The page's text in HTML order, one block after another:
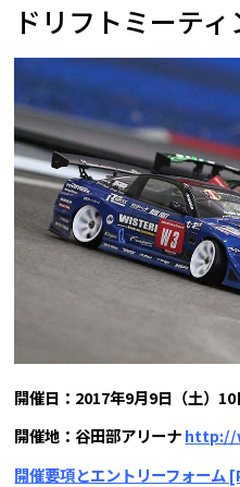
ドリフトミーテ
開催日：2017年9月9日（土）
開催地：谷田部アリーナhttp://
開催要項とエントリーフォーム